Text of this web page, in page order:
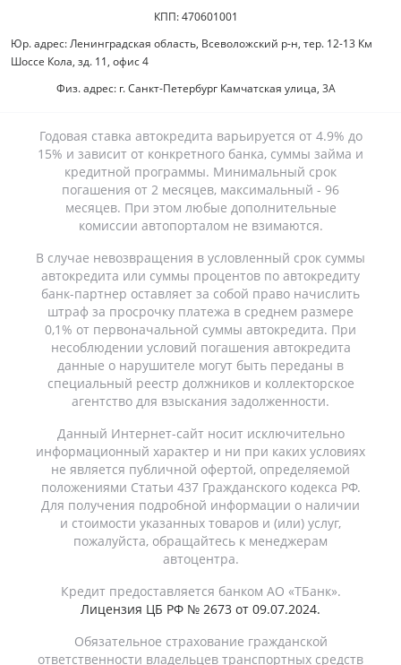
КПП: 470601001
Юр. адрес: Ленинградская область, Всеволожский р-н, тер. 12-13 Км
Шоссе Кола, зд. 11, офис 4
Физ. адрес: г. Санкт-Петербург Камчатская улица, 3А
Годовая ставка автокредита варьируется от 4.9% до
15% и зависит от конкретного банка, суммы займа и
кредитной программы. Минимальный срок
погашения от 2 месяцев, максимальный - 96
месяцев. При этом любые дополнительные
комиссии автопорталом не взимаются.
В случае невозвращения в условленный срок суммы
автокредита или суммы процентов по автокредиту
банк-партнер оставляет за собой право начислить
штраф за просрочку платежа в среднем размере
0,1% от первоначальной суммы автокредита. При
несоблюдении условий погашения автокредита
данные о нарушителе могут быть переданы в
специальный реестр должников и коллекторское
агентство для взыскания задолженности.
Данный Интернет-сайт носит исключительно
информационный характер и ни при каких условиях
не является публичной офертой, определяемой
положениями Статьи 437 Гражданского кодекса РФ.
Для получения подробной информации о наличии
и стоимости указанных товаров и (или) услуг,
пожалуйста, обращайтесь к менеджерам
автоцентра.
Кредит предоставляется банком АО «ТБанк».
Лицензия ЦБ РФ № 2673 от 09.07.2024.
Обязательное страхование гражданской
ответственности владельцев транспортных средств